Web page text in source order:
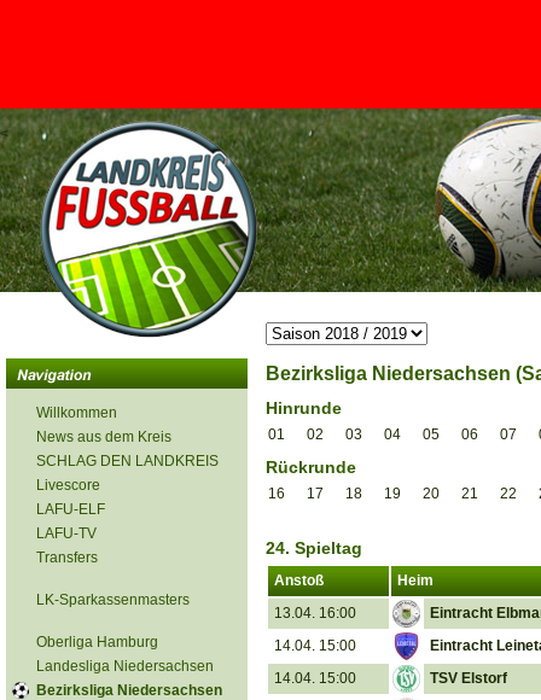
<
Willkommen
News aus dem Kreis
SCHLAG DEN LANDKREIS
Livescore
LAFU-ELF
LAFU-TV
Transfers
LK-Sparkassenmasters
Oberliga Hamburg
Landesliga Niedersachsen
Bezirksliga Niedersachsen
Bezirksliga Niedersachsen
Hinrunde
01 02 03 04 05 06 07
Rückrunde
16 17 18 19 20 21 22
24. Spieltag
Anstoß
Heim
13.04. 16:00
Eintracht
14.04. 15:00
Eintracht
14.04. 15:00
TSV Elstorf